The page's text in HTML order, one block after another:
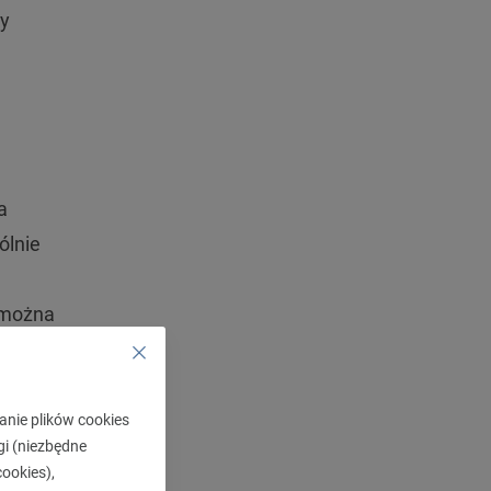
plików cookies
(niezbędne